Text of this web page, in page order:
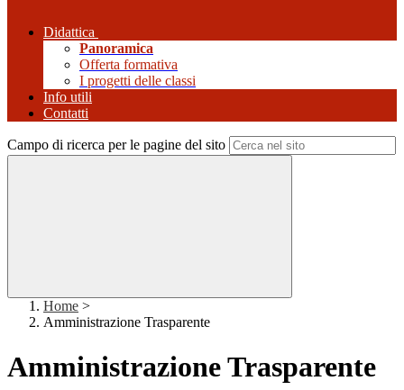
Didattica
Panoramica
Offerta formativa
I progetti delle classi
Info utili
Contatti
Campo di ricerca per le pagine del sito
Home >
Amministrazione Trasparente
Amministrazione Trasparente